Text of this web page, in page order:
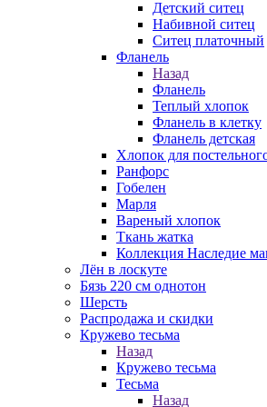
Детский ситец
Набивной ситец
Ситец платочный
Фланель
Назад
Фланель
Теплый хлопок
Фланель в клетку
Фланель детская
Хлопок для
Ранфорс
Гобелен
Марля
Вареный хлопок
Ткань жатка
Коллекция Наследие
Лён в лоскуте
Бязь 220 см однотон
Шерсть
Распродажа и скидки
Кружево тесьма
Назад
Кружево тесьма
Тесьма
Назад